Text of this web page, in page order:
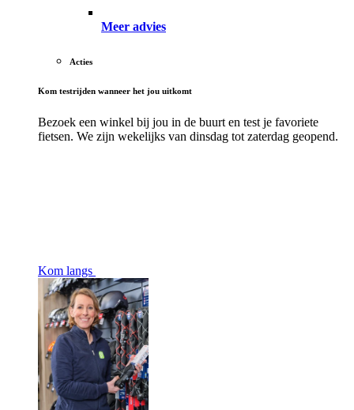
Meer advies
Acties
Kom testrijden wanneer het jou uitkomt
Bezoek een winkel bij jou in de buurt en test je favoriete
fietsen. We zijn wekelijks van dinsdag tot zaterdag geopend.
Kom langs